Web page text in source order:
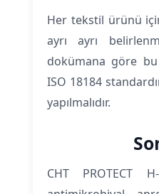
Her tekstil ürünü
ayrı ayrı
dokümana göre
ISO 18184
yapılmalıdır.
CHT PROTECT